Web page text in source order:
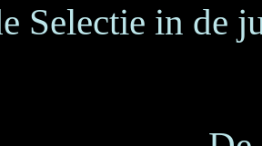
Selectie in de